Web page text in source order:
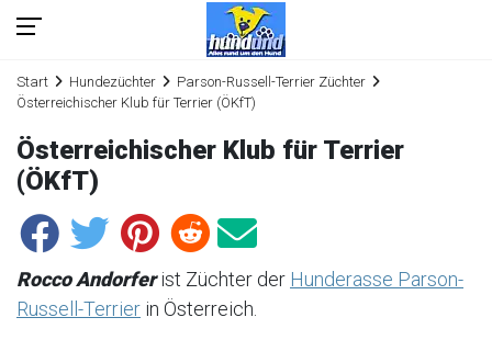
Start Hundezüchter
Parson-Russell-Terrier Züchter
Österreichischer Klub für Terrier (ÖKfT)
Österreichischer Klub für Terrier
(ÖKfT)
Rocco Andorferist Züchter der Hunderasse Parson-
Russell-Terrier in Österreich.